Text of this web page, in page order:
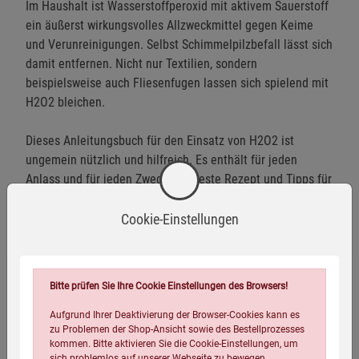
Im Haushalt ist Wasserstoffperoxid mit aktivem Sauerstoff
ein äußerst wirkungsvolles Allzweckmittel gegen Keime
und Verunreinigungen. Selbst Schimmelpilzbefall lässt sich
damit entfernen. Nicht nur Textilien, sondern
beispielsweise auch Fliesenfugen lassen sich spielend mit
H2O2 bleichen.
Dieses Anleitungsbuch für den Einsatz von H2O2 ist
ungemein nützlich und hilfreich. Es enthält für jeden
Anlass und für jeden Zweck das beste Rezept und Tipps für
Autor Biographie
Cookie-Einstellungen
Bitte prüfen Sie Ihre Cookie Einstellungen des Browsers!
Aufgrund Ihrer Deaktivierung der Browser-Cookies kann es
zu Problemen der Shop-Ansicht sowie des Bestellprozesses
kommen. Bitte aktivieren Sie die Cookie-Einstellungen, um